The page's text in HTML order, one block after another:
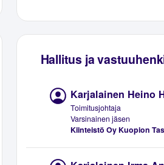
Hallitus ja
Karjalainen Heino
Toimitusjohtaja
Varsinainen jäsen
Kiinteistö Oy Kuopion